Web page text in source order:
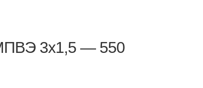
3х1,5 — 550